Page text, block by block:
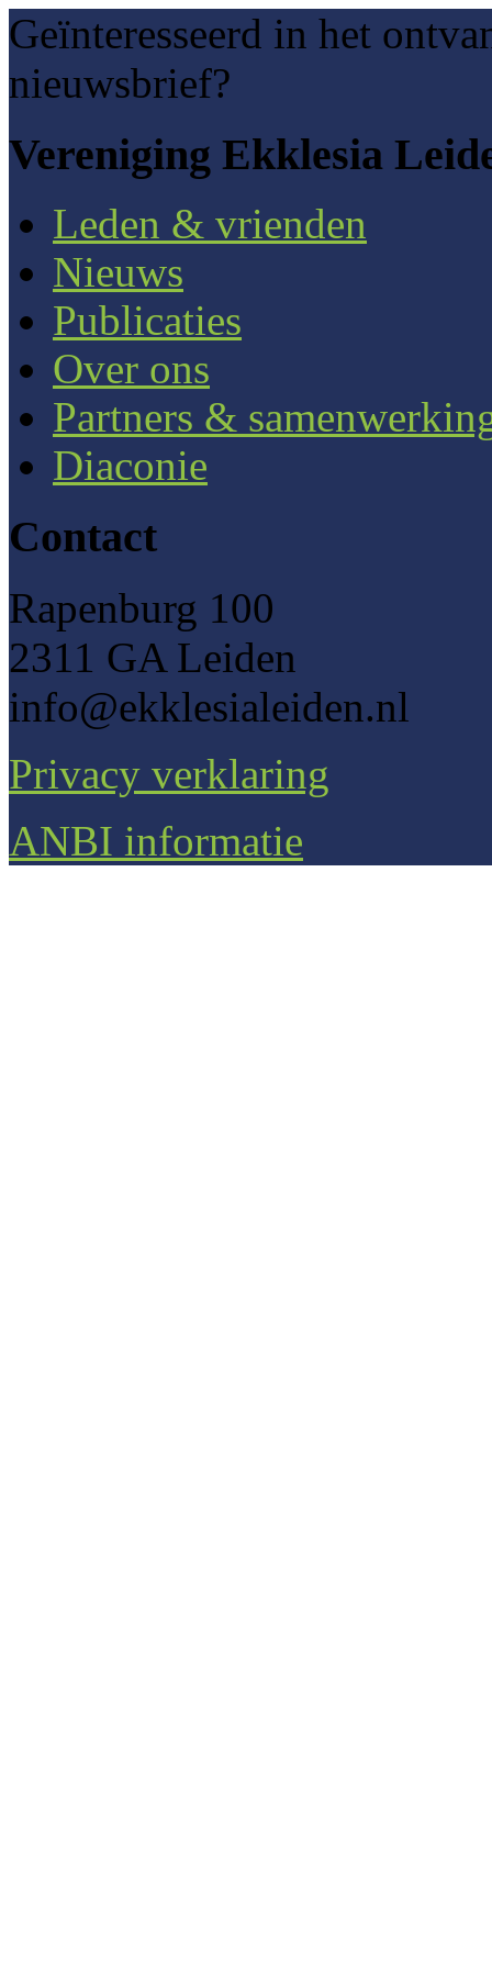
Geïnteresseerd in het
nieuwsbrief?
Vereniging Ekklesia
Leden & vrienden
Nieuws
Publicaties
Over ons
Partners &
Diaconie
Contact
Rapenburg 100
2311 GA Leiden
info@ekklesialeiden.nl
Privacy verklaring
ANBI informatie